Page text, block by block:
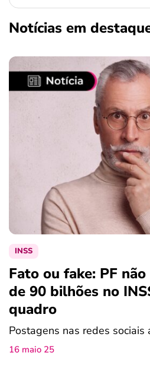
Notícias em
INSS
Fato ou fake: PF
de 90 bilhões no
quadro
Postagens nas redes
16 maio 25